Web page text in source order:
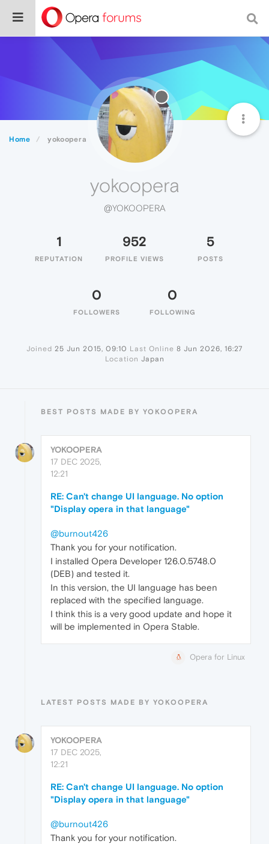
Home yokoopera
yokoopera
@YOKOOPERA
1
REPUTATION
952
PROFILE VIEWS
5
POSTS
0
FOLLOWERS
0
FOLLOWING
Joined 25 Jun 2015, 09:10 Last Online 8 Jun 2026, 16:27
Location Japan
BEST POSTS MADE BY YOKOOPERA
YOKOOPERA
17 DEC 2025,
12:21
RE: Can't change UI language. No option
"Display opera in that language"
@burnout426
Thank you for your notification.
I installed Opera Developer 126.0.5748.0
(DEB) and tested it.
In this version, the UI language has been
replaced with the specified language.
I think this is a very good update and hope it
will be implemented in Opera Stable.
Opera for Linux
LATEST POSTS MADE BY YOKOOPERA
YOKOOPERA
17 DEC 2025,
12:21
RE: Can't change UI language. No option
"Display opera in that language"
@burnout426
Thank you for your notification.